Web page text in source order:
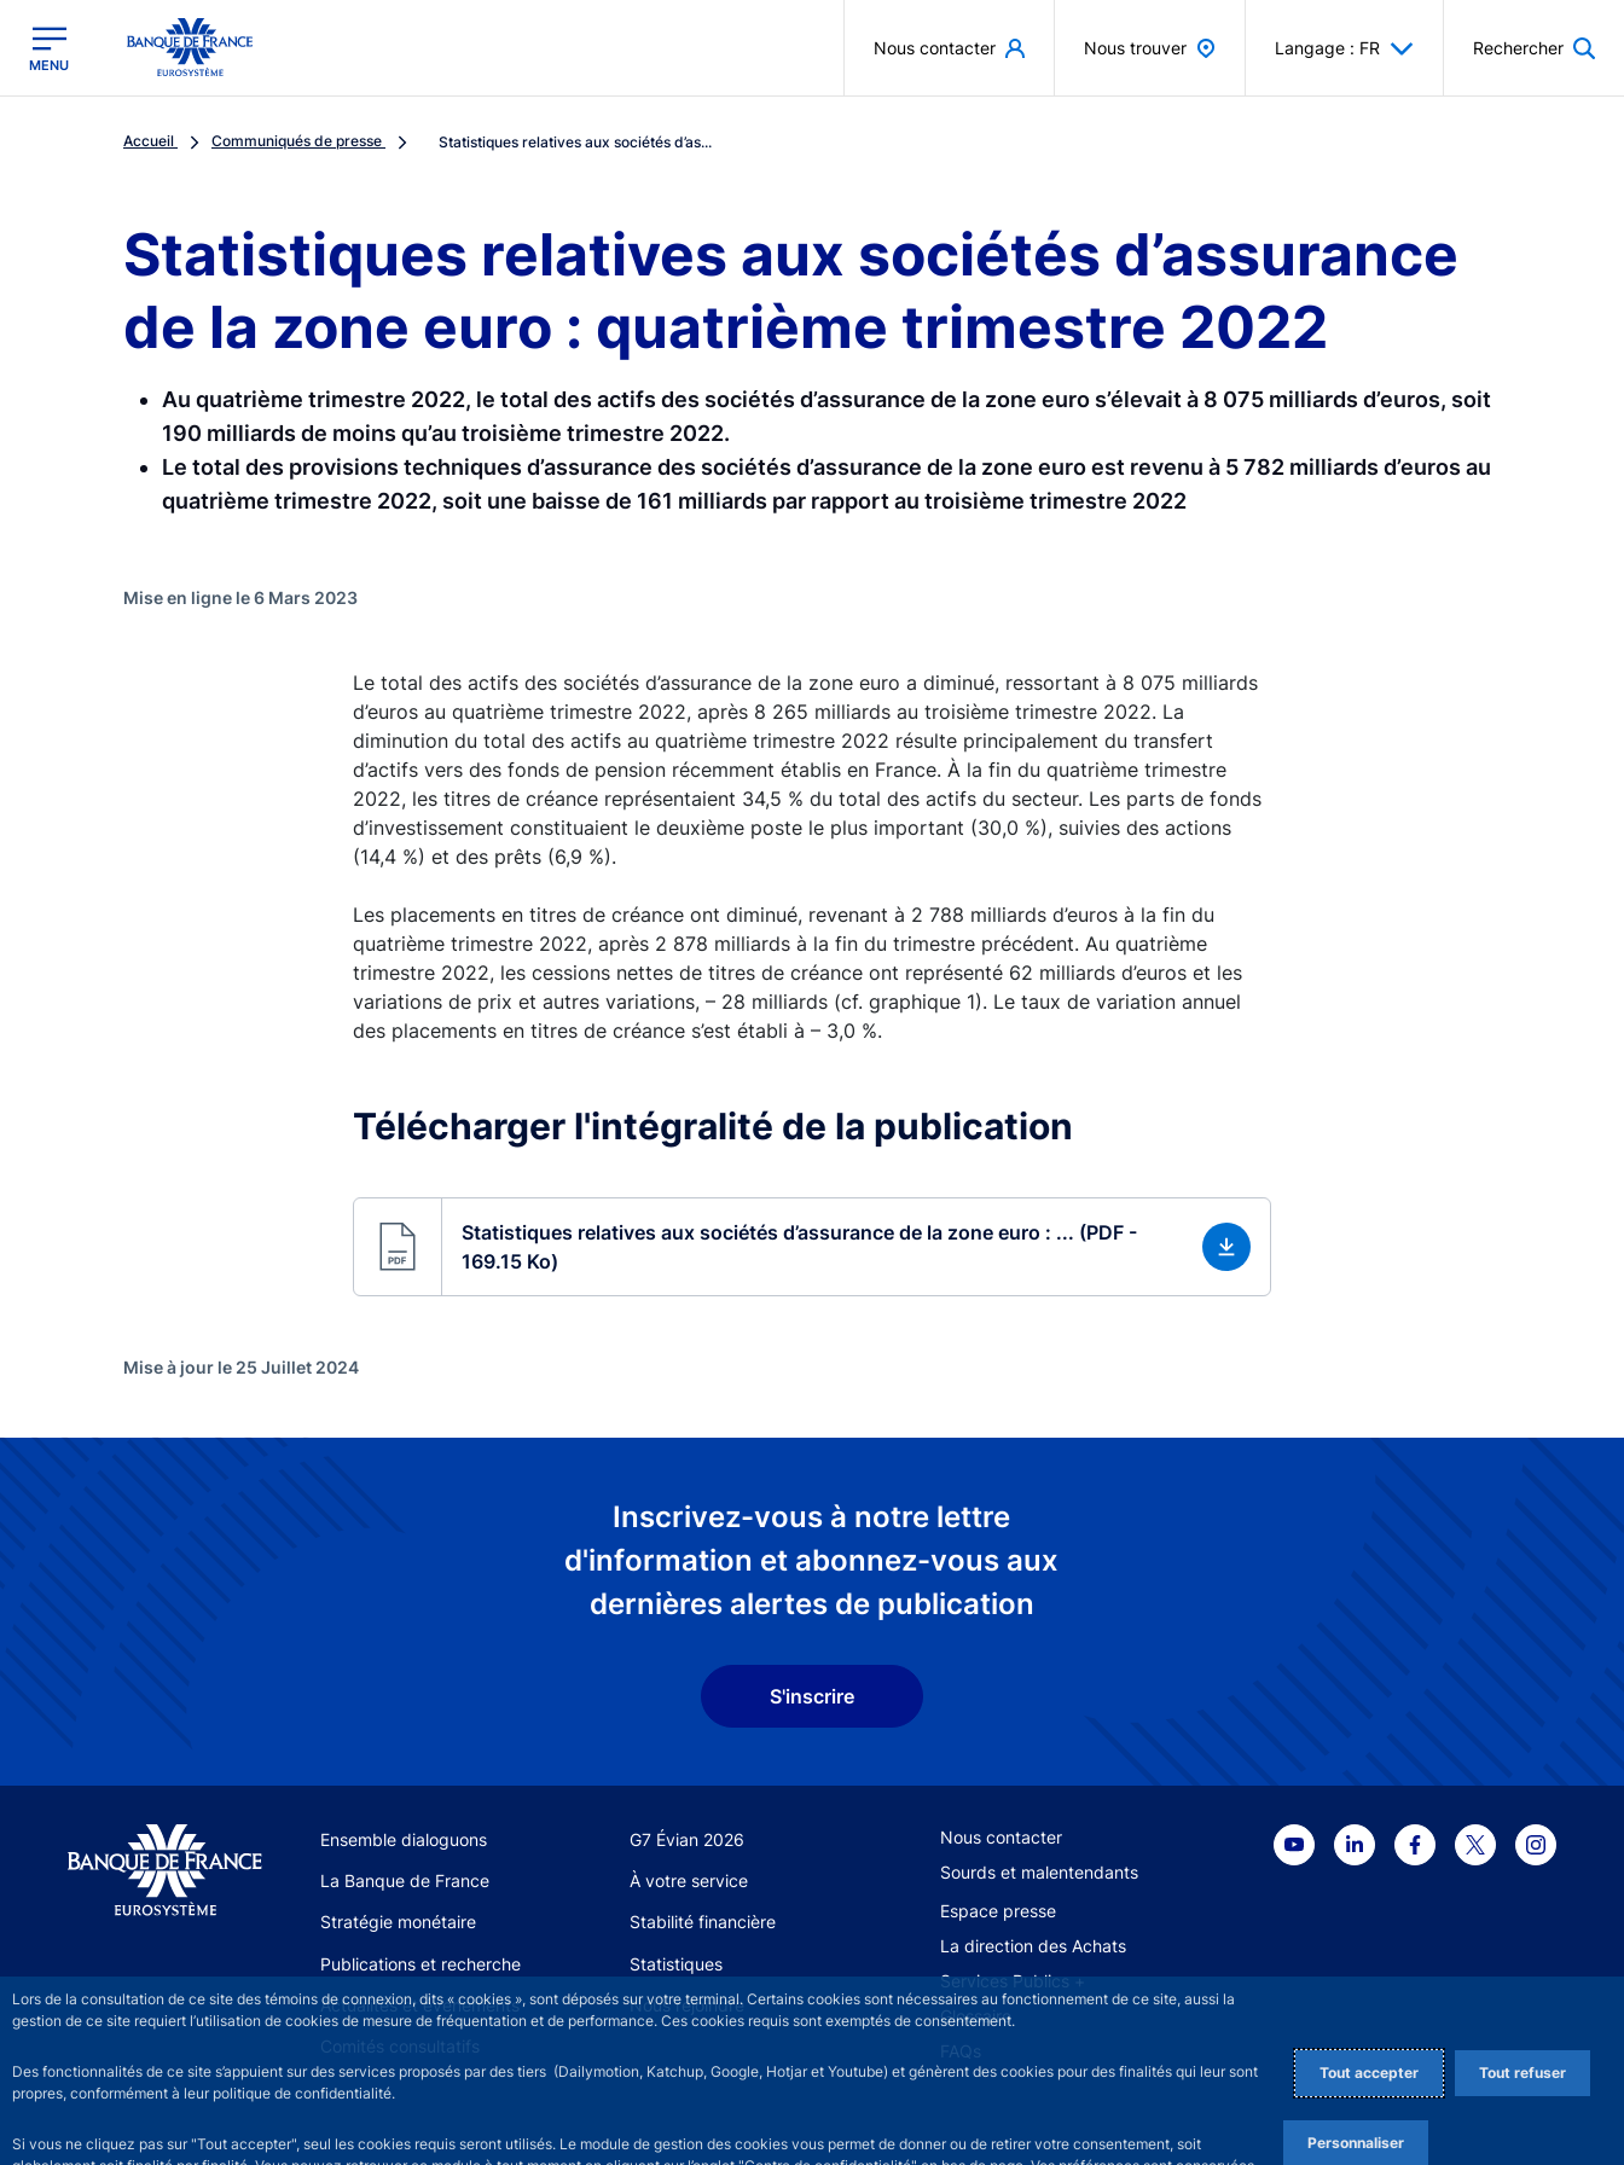
Lors de la consultation de ce site des témoins de connexion, dits « cookies », sont déposés sur votre terminal. Certains cookies sont nécessaires au fonctionnement de ce site, aussi la
gestion de ce site requiert l’utilisation de cookies de mesure de fréquentation et de performance. Ces cookies requis sont exemptés de consentement.
Des fonctionnalités de ce site s’appuient sur des services proposés par des tiers (Dailymotion, Katchup, Google, Hotjar et Youtube) et génèrent des cookies pour des finalités qui leur sont
propres, conformément à leur politique de confidentialité.
Si vous ne cliquez pas sur "Tout accepter", seul les cookies requis seront utilisés. Le module de gestion des cookies vous permet de donner ou de retirer votre consentement, soit
Tout accepter Tout refuser
Personnaliser
Banque de France - Menu Principal
MENU
Nous contacter Nous trouver Langage : FR Rechercher
Accueil Communiqués de presse Statistiques relatives aux sociétés d’as...
Statistiques relatives aux sociétés d’assurance
de la zone euro : quatrième trimestre 2022
Au quatrième trimestre 2022, le total des actifs des sociétés d’assurance de la zone euro s’élevait à 8 075 milliards d’euros, soit
190 milliards de moins qu’au troisième trimestre 2022.
Le total des provisions techniques d’assurance des sociétés d’assurance de la zone euro est revenu à 5 782 milliards d’euros au
quatrième trimestre 2022, soit une baisse de 161 milliards par rapport au troisième trimestre 2022
Mise en ligne le 6 Mars 2023
Le total des actifs des sociétés d’assurance de la zone euro a diminué, ressortant à 8 075 milliards
d’euros au quatrième trimestre 2022, après 8 265 milliards au troisième trimestre 2022. La
diminution du total des actifs au quatrième trimestre 2022 résulte principalement du transfert
d’actifs vers des fonds de pension récemment établis en France. À la fin du quatrième trimestre
2022, les titres de créance représentaient 34,5 % du total des actifs du secteur. Les parts de fonds
d’investissement constituaient le deuxième poste le plus important (30,0 %), suivies des actions
(14,4 %) et des prêts (6,9 %).
Les placements en titres de créance ont diminué, revenant à 2 788 milliards d’euros à la fin du
quatrième trimestre 2022, après 2 878 milliards à la fin du trimestre précédent. Au quatrième
trimestre 2022, les cessions nettes de titres de créance ont représenté 62 milliards d’euros et les
variations de prix et autres variations, – 28 milliards (cf. graphique 1). Le taux de variation annuel
des placements en titres de créance s’est établi à – 3,0 %.
Télécharger l'intégralité de la publication
Statistiques relatives aux sociétés d’assurance de la zone euro : ... (PDF -
169.15 Ko)
Mise à jour le 25 Juillet 2024
Inscrivez-vous à notre lettre
d'information et abonnez-vous aux
dernières alertes de publication
S'inscrire
Site navigation
Ensemble dialoguons G7 Évian 2026
La Banque de France À votre service
Stratégie monétaire Stabilité financière
Publications et recherche Statistiques
Actualités et événements Nous rejoindre
Comités consultatifs
Footer secondary menu
Nous contacter
Sourds et malentendants
Espace presse
La direction des Achats
Services Publics +
Glossaire
FAQs